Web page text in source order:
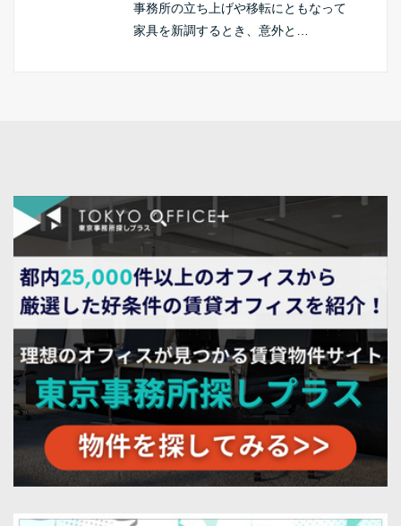
事務所の立ち上げや移転にともなって
家具を新調するとき、意外と…